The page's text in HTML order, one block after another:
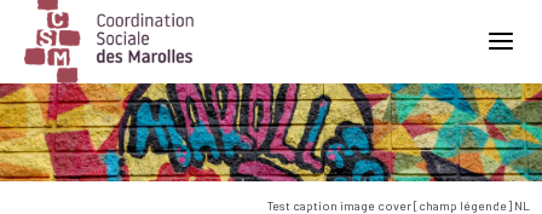
Main Navigation
Test caption image cover [champ légende] NL